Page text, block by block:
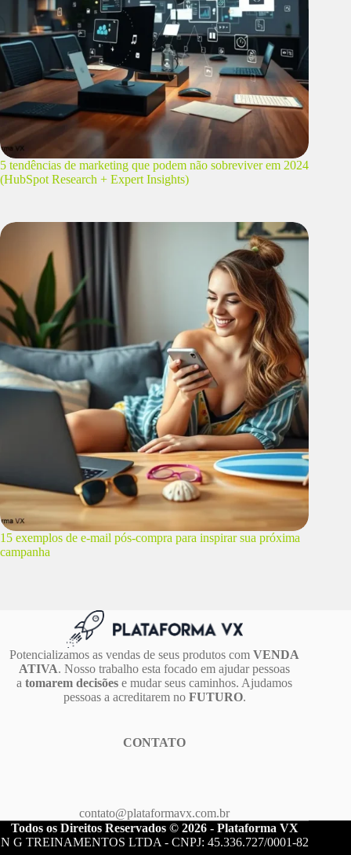
5 tendências de marketing que podem não sobreviver em 2024
(HubSpot Research + Expert Insights)
15 exemplos de e-mail pós-compra para inspirar sua próxima
campanha
Potencializamos as vendas de seus produtos comVENDA
ATIVA. Nosso trabalho esta focado em ajudar pessoas
atomarem decisões e mudar seus caminhos. Ajudamos
pessoas a acreditarem no FUTURO.
CONTATO
contato@plataformavx.com.br
Todos os Direitos Reservados © 2026 - Plataforma VX
N G TREINAMENTOS LTDA - CNPJ: 45.336.727/0001-82